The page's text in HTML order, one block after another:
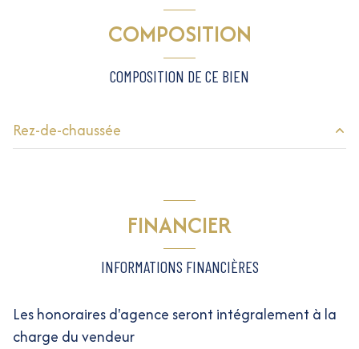
COMPOSITION
COMPOSITION DE CE BIEN
Rez-de-chaussée
FINANCIER
INFORMATIONS FINANCIÈRES
Les honoraires d'agence seront intégralement à la
charge du vendeur